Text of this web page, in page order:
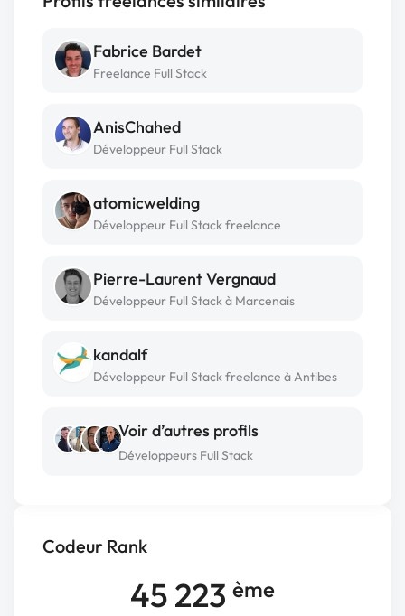
Codeur Rank
45 223 ème
Fabrice Bardet
Freelance Full Stack
AnisChahed
Développeur Full Stack
atomicwelding
Développeur Full Stack freelance
Pierre-Laurent Vergnaud
Développeur Full Stack à Marcenais
kandalf
Développeur Full Stack freelance à Antibes
Voir d’autres profils
Développeurs Full Stack